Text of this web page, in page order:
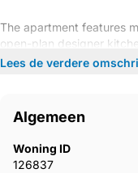
The apartment features
open-plan designer
high-quality floors,
Lees de verdere
Algemeen
Woning ID
126837